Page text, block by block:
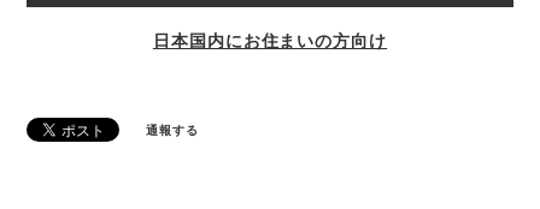
日本国内にお住まいの方向け
通報する